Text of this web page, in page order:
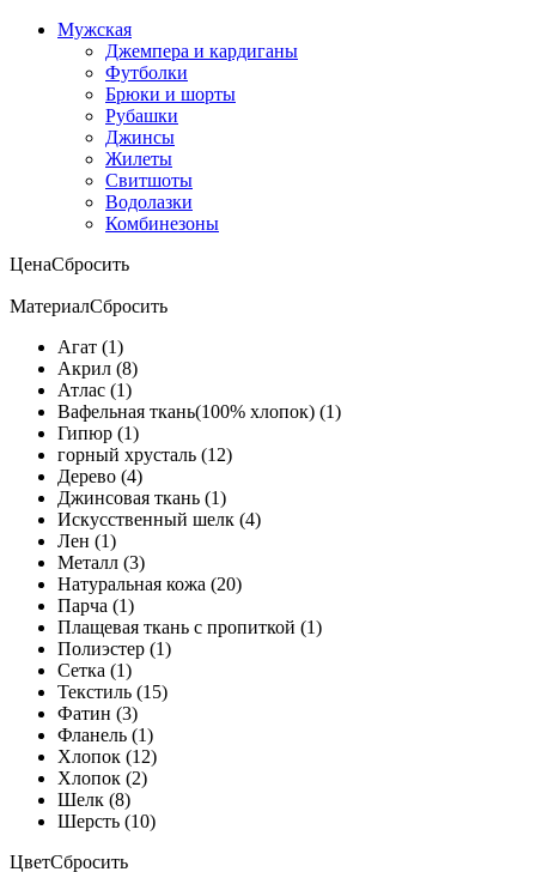
Мужская
Джемпера и кардиганы
Футболки
Брюки и шорты
Рубашки
Джинсы
Жилеты
Свитшоты
Водолазки
Комбинезоны
ЦенаСбросить
МатериалСбросить
Агат (1)
Акрил (8)
Атлас (1)
Вафельная ткань(100% хлопок) (1)
Гипюр (1)
горный хрусталь (12)
Дерево (4)
Джинсовая ткань (1)
Искусственный шелк (4)
Лен (1)
Металл (3)
Натуральная кожа (20)
Парча (1)
Плащевая ткань с пропиткой (1)
Полиэстер (1)
Сетка (1)
Текстиль (15)
Фатин (3)
Фланель (1)
Хлопок (12)
Хлопок (2)
Шелк (8)
Шерсть (10)
ЦветСбросить